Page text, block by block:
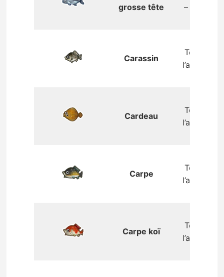
grosse tête
– avril
Carassin
Toute
l’année
Cardeau
Toute
l’année
Carpe
Toute
l’année
Carpe koï
Toute
l’année